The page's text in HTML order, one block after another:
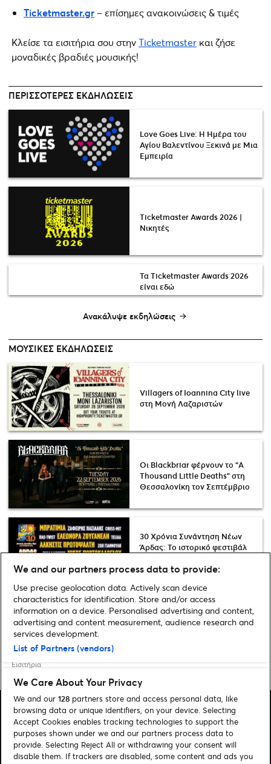
Ticketmaster.gr– επίσημες ανακοινώσεις & τιμές
Κλείσε τα εισιτήρια σου στηνTicketmaster και ζήσε
μοναδικές βραδιές μουσικής!
ΠΕΡΙΣΣΌΤΕΡΕΣ ΕΚΔΗΛΏΣΕΙΣ
Love Goes Live: Η Ημέρα του
Αγίου Βαλεντίνου Ξεκινά με Μια
Εμπειρία
Ticketmaster Awards 2026 |
Νικητές
Τα Ticketmaster Awards 2026
είναι εδώ
Ανακάλυψε εκδηλώσεις
ΜΟΥΣΙΚΈΣ ΕΚΔΗΛΏΣΕΙΣ
Villagers of Ioannina City live
στη Μονή Λαζαριστών
Οι Blackbriar φέρνουν το “A
Thousand Little Deaths” στη
Θεσσαλονίκη τον Σεπτέμβριο
30 Χρόνια Συνάντηση Νέων
Άρδας: Το ιστορικό φεστιβάλ
επέτειo του
Ανακάλυψε μουσικές εκδηλώσεις
Εισιτήρια
Αναζήτηση
We and our partners process data to provide:
Use precise geolocation data. Actively scan device
characteristics for identification. Store and/or access
information on a device. Personalised advertising and content,
advertising and content measurement, audience research and
services development.
List of Partners (vendors)
We Care About Your Privacy
We and our 128 partners store and access personal data, like
browsing data or unique identifiers, on your device. Selecting
Accept Cookies enables tracking technologies to support the
purposes shown under we and our partners process data to
provide. Selecting Reject All or withdrawing your consent will
disable them. If trackers are disabled, some content and ads you